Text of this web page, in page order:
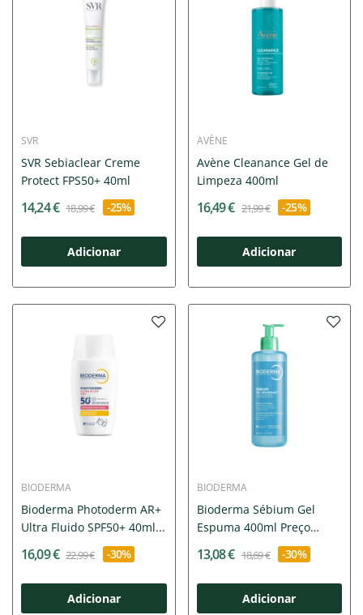
SVR
SVR Sebiaclear Creme
Protect FPS50+ 40ml
14,24 € 18,99 € -25%
Adicionar
AVÈNE
Avène Cleanance Gel de
Limpeza 400ml
16,49 € 21,99 € -25%
Adicionar
BIODERMA
Bioderma Photoderm AR+
Ultra Fluido SPF50+ 40ml...
16,09 € 22,99 € -30%
Adicionar
BIODERMA
Bioderma Sébium Gel
Espuma 400ml Preço
13,08 € 18,69 € -30%
Adicionar